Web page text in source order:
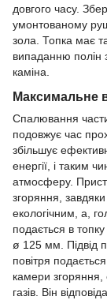
довгого часу.
умонтованому
зола. Топка має
випаданню полін
каміна.
Максимальне
Спалювання
подовжує час
збільшує
енергії, і таким
атмосферу.
згоряння,
екологічним, а,
подається в
ø 125 мм. Підвід
повітря
камери
газів. Він